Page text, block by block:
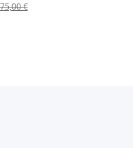
75,00 €